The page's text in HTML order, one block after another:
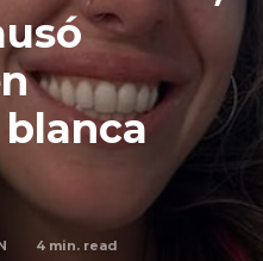
4 min. read